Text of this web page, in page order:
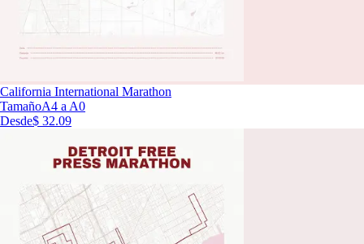
California International Marathon
TamañoA4 a A0
Desde$ 32.09